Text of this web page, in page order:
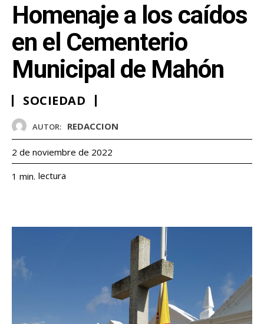
Homenaje a los caídos
en el Cementerio
Municipal de Mahón
SOCIEDAD
AUTOR: REDACCION
2 de noviembre de 2022
1 min. lectura